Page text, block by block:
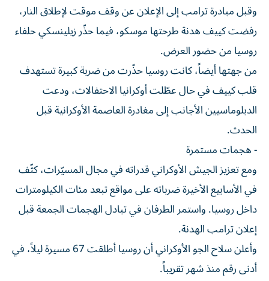
وقبل مبادرة ترامب إلى الإعلان عن وقف موقت لإطلاق النار،
رفضت كييف هدنة طرحتها موسكو، فيما حذّر زيلينسكي حلفاء
روسيا من حضور العرض.
من جهتها أيضاً، كانت روسيا حذّرت من ضربة كبيرة تستهدف
قلب كييف في حال عطّلت أوكرانيا الاحتفالات، ودعت
الدبلوماسيين الأجانب إلى مغادرة العاصمة الأوكرانية قبل
الحدث.
- هجمات مستمرة
ومع تعزيز الجيش الأوكراني قدراته في مجال المسيّرات، كثّف
في الأسابيع الأخيرة ضرباته على مواقع تبعد مئات الكيلومترات
داخل روسيا. واستمر الطرفان في تبادل الهجمات الجمعة قبل
إعلان ترامب الهدنة.
وأعلن سلاح الجو الأوكراني أن روسيا أطلقت 67 مسيرة ليلاً، في
أدنى رقم منذ شهر تقريباً.